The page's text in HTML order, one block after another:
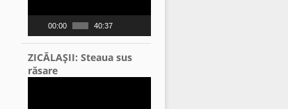
00:00 40:37
ZICĂLAŞII: Steaua sus
răsare